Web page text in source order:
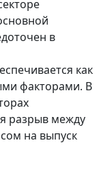
в
как
факторами. В
разрыв между
на выпуск